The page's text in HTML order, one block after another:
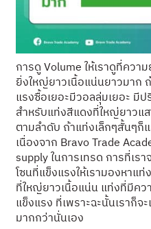
การดู Volume ให้เราดูที่ควา
ยิ่งใหญ่ยาวเนื้อแน่นยาวมาก
แรงซื้อเยอะมีวอลลุ่มเยอะ มี
สำหรับแท่งสีแดงที่ใหญ่ยาวแ
ตามลำดับ ถ้าแท่งเล็กๆสั้นๆ
เนื่องจาก Bravo Trade
supply ในการเทรด การที่เร
โซนที่แข็งแรงให้เรามองหาแ
ที่ใหญ่ยาวเนื้อแน่น แท่งที่มีคว
แข็งแรง ที่เพราะฉะนั้นเราก็จ
มากกว่านั่นเอง